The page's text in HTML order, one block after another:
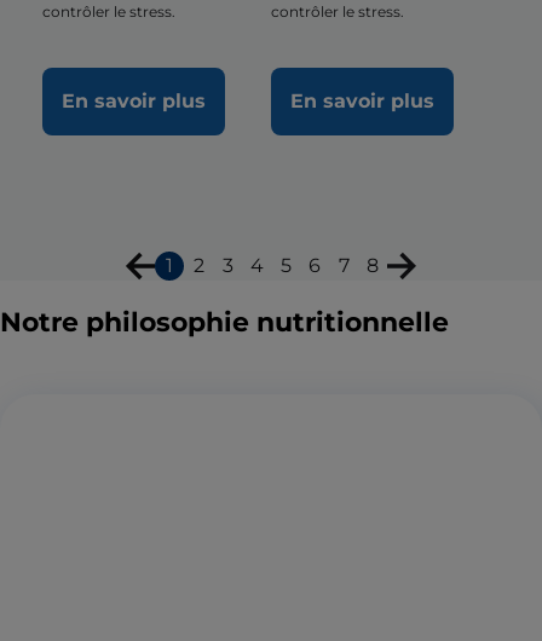
contrôler le stress.
En savoir plus
contrôler le stress.
En savoir plus
1 2 3 4 5 6 7 8
Notre philosophie nutritionnelle